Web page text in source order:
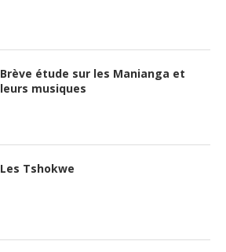
Brève étude sur les Manianga et
leurs musiques
Les Tshokwe